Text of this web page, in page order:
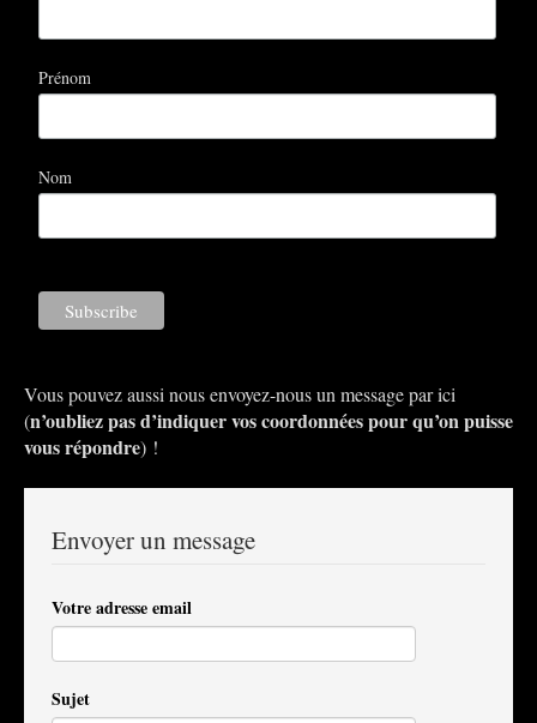
Prénom
Nom
Vous pouvez aussi nous envoyez-nous un message par ici
(n’oubliez pas d’indiquer vos coordonnées pour qu’on puisse
vous répondre) !
Envoyer un message
Votre adresse email
Sujet